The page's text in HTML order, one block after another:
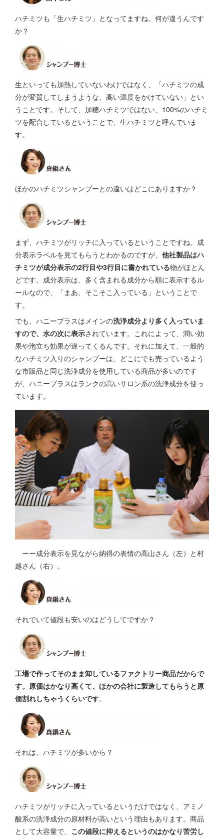
ハチミツも「生ハチミツ」となってますね。何が違うんです
か？
生といっても加熱していないわけではなく、「ハチミツの成
分が変質してしまうような、高い温度をかけていない」とい
うことです。そして、加糖ハチミツではない、100%のハチミ
ツを配合しているということで、生ハチミツと呼んでいま
す。
ほかのハチミツシャンプーとの違いはどこにありますか？
まず、ハチミツがリッチに入っているということですね。成
分表示ラベルを見てもらうとわかるのですが、 他社製品はハ
チミツが成分表示の2行目や3行目に書かれている物がほとん
どです。成分表示は、多く含まれる成分から順に表示するル
ールなので、「まあ、そこそこ入っている」ということで
す。
でも、ハニープラスはメインの洗浄成分より多く入っていま
すので、水の次に表示されています。これによって、潤い効
果や泡立ち効果が違ってくるんです。それに加えて、一般的
なハチミツ入りのシャンプーは、どこにでも売っているよう
な市販品と同じ洗浄成分を使用している商品が多いのです
が、ハニープラスはランクの高いサロン系の洗浄成分を使っ
ています。
ーー成分表示を見ながら納得の表情の高山さん（左）と村
越さん（右）。
それでいて値段も安いのはどうしてですか？
工場で作ってそのまま卸しているファクトリー商品だからで
す。原価はかなり高くて、ほかの会社に製造してもらうと原
価割れしちゃうくらいです。
それは、ハチミツが多いから？
ハチミツがリッチに入っているというだけではなく、アミノ
酸系の洗浄成分の原材料が高いという理由もあります。商品
として大容量で、 この値段に抑えるというのはかなり苦労し